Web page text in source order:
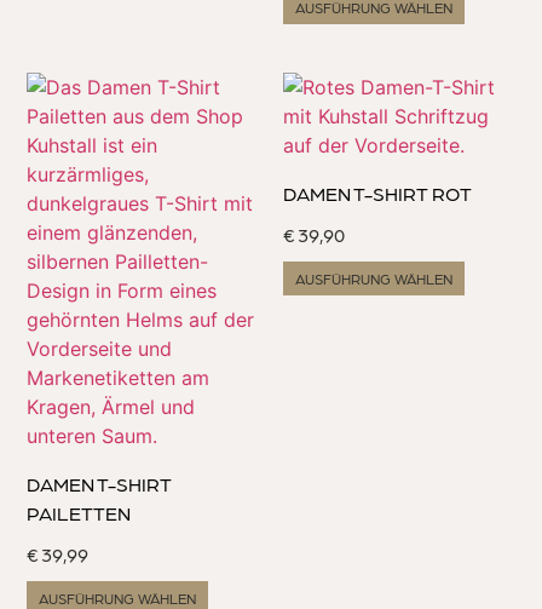
AUSFÜHRUNG WÄHLEN
DAMEN T-SHIRT
PAILETTEN
€ 39,99
AUSFÜHRUNG WÄHLEN
DAMEN T-SHIRT ROT
€ 39,90
AUSFÜHRUNG WÄHLEN